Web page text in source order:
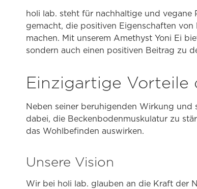
holi lab. steht für nachhaltige und vegane
gemacht, die positiven Eigenschaften
machen. Mit unserem Amethyst Yoni Ei
sondern auch einen positiven Beitrag zu
Einzigartige Vorteile
Neben seiner beruhigenden Wirkung und
dabei, die Beckenbodenmuskulatur zu
das Wohlbefinden auswirken.
Unsere Vision
Wir bei holi lab. glauben an die Kraft der